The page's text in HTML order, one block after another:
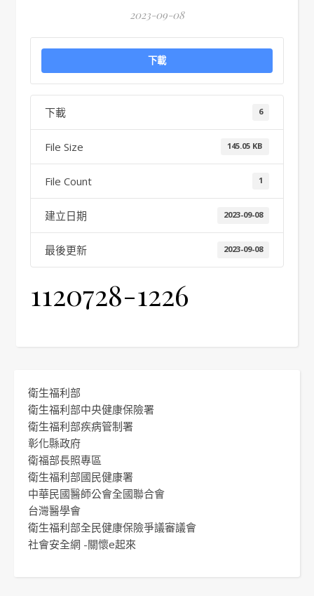
2023-09-08
下載
下載 6
File Size 145.05 KB
File Count 1
建立日期 2023-09-08
最後更新 2023-09-08
1120728-1226
衛生福利部
衛生福利部中央健康保險署
衛生福利部疾病管制署
彰化縣政府
衛福部長照專區
衛生福利部國民健康署
中華民國醫師公會全國聯合會
台灣醫學會
衛生福利部全民健康保險爭議審議會
社會安全網 -關懷e起來